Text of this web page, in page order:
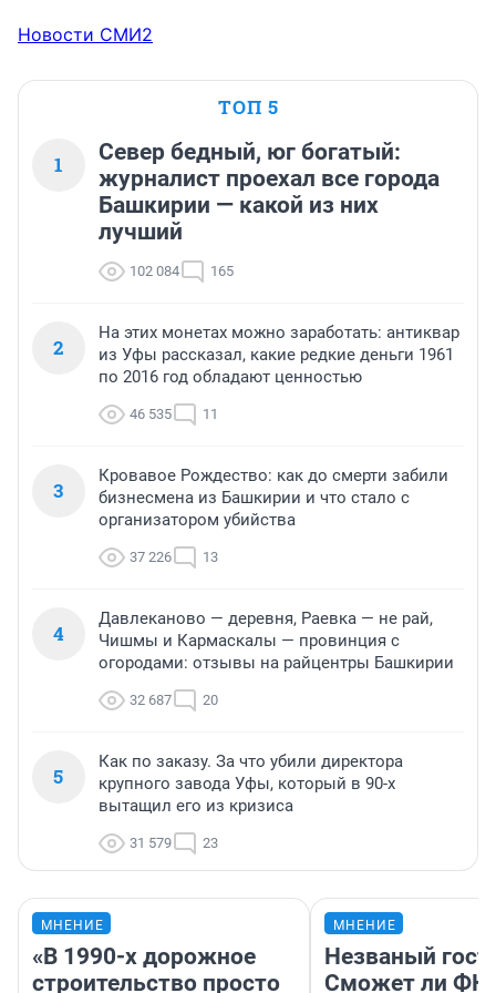
напоминает дорожное покрытие перед укладкой
Новости СМИ2
ТОП 5
1
Север бедный, юг богатый:
журналист проехал все города
Башкирии — какой из них
лучший
102 084 165
2
На этих монетах можно заработать: антиквар
из Уфы рассказал, какие редкие деньги 1961
по 2016 год обладают ценностью
46 535 11
3
Кровавое Рождество: как до смерти забили
бизнесмена из Башкирии и что стало с
организатором убийства
37 226 13
4
Давлеканово — деревня, Раевка — не рай,
Чишмы и Кармаскалы — провинция с
огородами: отзывы на райцентры Башкирии
32 687 20
5
Как по заказу. За что убили директора
крупного завода Уфы, который в 90-х
вытащил его из кризиса
31 579 23
МНЕНИЕ
«В 1990-х дорожное
строительство просто
МНЕНИЕ
Незваный
Сможет ли ФК